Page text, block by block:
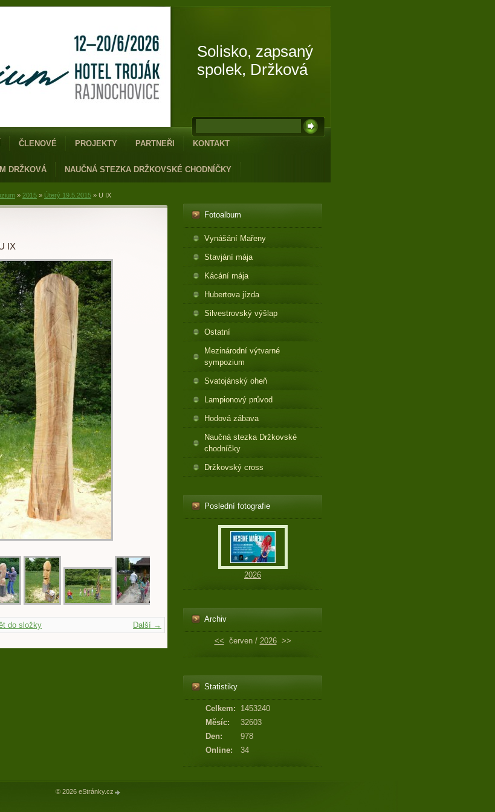
Solisko, zapsaný
spolek, Držková
ČLENOVÉ PROJEKTY PARTNEŘI KONTAKT
DRŽKOVÁ NAUČNÁ STEZKA DRŽKOVSKÉ CHODNÍČKY
» 2015 » Úterý 19.5.2015 » U IX
IX
Další →
do složky
Fotoalbum
Vynášání Mařeny
Stavjání mája
Kácání mája
Hubertova jízda
Silvestrovský výšlap
Ostatní
Mezinárodní výtvarné
sympozium
Svatojánský oheň
Lampionový průvod
Hodová zábava
Naučná stezka Držkovské
chodníčky
Držkovský cross
Poslední fotografie
2026
Archiv
<< červen / 2026 >>
Statistiky
Online: 34
Celkem:
1453240
Měsíc:
32603
Den:
978
© 2026 eStránky.cz